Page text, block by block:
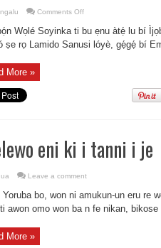
Comments Offon
Ẹ
Sọ
Ẹran
Wọlé Soyinka ti bu ẹnu àtẹ́ lu bí
ṣe rọ Lamido Sanusi lóyè, gẹ́gẹ́ bí
More »
eni ki i tanni i je
Leave a comment
Yoruba bo, won ni amukun-un eru re
awon omo won ba n fe nikan,
More »